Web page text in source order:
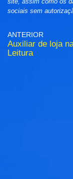
sociais sem
ANTERIOR
Auxiliar de loja
Leitura